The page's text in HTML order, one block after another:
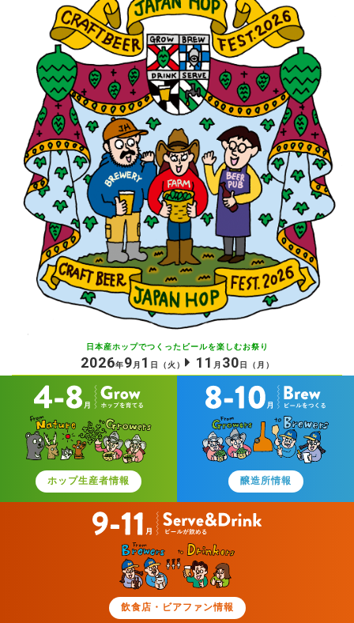
日本産ホップでつくったビールを楽しむお祭り
2026年9 月 1 日 （火） 11 月 30 日 （月）
ホップ生産者情報 醸造所情報
飲食店・ビアファン情報